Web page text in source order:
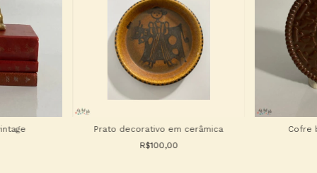
Prato decorativo em cerâmica
R$100,00
Cofre